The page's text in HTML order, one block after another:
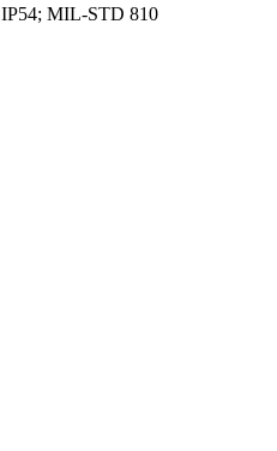
IP54; MIL-STD 810